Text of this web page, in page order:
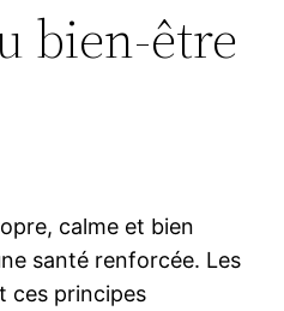
bien-être
calme et bien
santé renforcée. Les
ces principes